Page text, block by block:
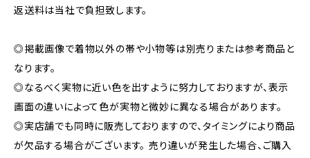
返送料は当社で負担致します。
◎掲載画像で着物以外の帯や小物等は別売りまたは参考商品と
なります。
◎なるべく実物に近い色を出すように努力しておりますが、表示
画面の違いによって色が実物と微妙に異なる場合があります。
◎実店舗でも同時に販売しておりますので、タイミングにより商品
が欠品する場合がございます。 売り違いが発生した場合、ご購入